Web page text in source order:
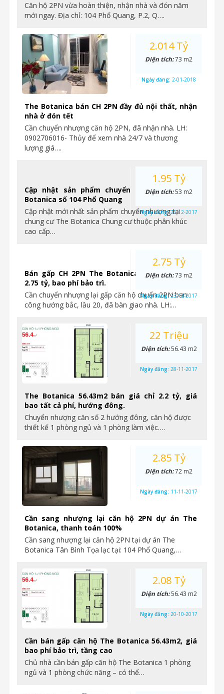
Căn hộ 2PN vừa hoàn thiện, nhận nhà và đón năm
mới ngay. Địa chỉ: 104 Phổ Quang, P.2, Q….
The Botanica bán CH 2PN đầy đủ nội thất, nhận
nhà ở đón tết
Cần chuyển nhượng căn hộ 2PN, đã nhận nhà. LH:
0902706016- Thủy để xem nhà 24/7 và thương
lượng giá….
2.014 Tỷ
Diện tích:73 m2
Ngày đăng: 2-01-2018
Cập nhật sản phẩm chuyển nhượng tại The
Botanica số 104 Phổ Quang
Cập nhật mới nhất sản phẩm chuyển nhượng tại
chung cư The Botanica Chung cư thuộc phân khúc
cao cấp…
1.95 Tỷ
Diện tích:53 m2
Ngày đăng:26-12-2017
Bán gấp CH 2PN The Botanica, lầu 20, giá chỉ
2.75 tỷ, bao phí bảo trì.
Cần chuyển nhượng lại gấp căn hộ chuẩn 2PN ban
công hướng bắc, lầu 20, đã bàn giao nhà. LH:…
2.75 Tỷ
Diện tích:73 m2
Ngày đăng:23-12-2017
The Botanica 56.43m2 bán giá chỉ 2.2 tỷ, giá
bao tất cả phí, hướng đông.
Chuyển nhượng căn số 2 hướng đông, căn hộ được
thiết kế 1 phòng ngủ và 1 phòng làm việc….
22 Triệu
Diện tích:56.43 m2
Ngày đăng: 28-11-2017
Cần sang nhượng lại căn hộ 2PN dự án The
Botanica, thanh toán 100%
Cần sang nhượng lại căn hộ 2PN tại dự án The
Botanica Tân Bình Tọa lạc tại: 104 Phổ Quang,…
2.85 Tỷ
Diện tích:72 m2
Ngày đăng: 11-11-2017
Cần bán gấp căn hộ The Botanica 56.43m2, giá
bao phí bảo trì, tầng cao
Chủ nhà cần bán gấp căn hộ The Botanica 1 phòng
ngủ và 1 phòng chức năng – có thể…
2.08 Tỷ
Diện tích:56.43 m2
Ngày đăng: 20-10-2017